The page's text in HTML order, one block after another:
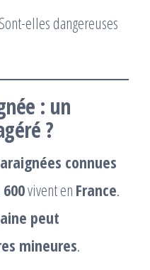
: un
?
connues
600vivent en France.
peut
mineures.